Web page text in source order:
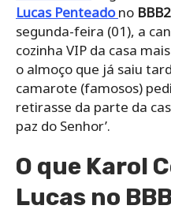
Lucas Penteado no
segunda-feira (01), a
cozinha VIP da casa
o almoço que já saiu
camarote (famosos)
retirasse da parte da
paz do Senhor’.
O que Karol
Lucas no